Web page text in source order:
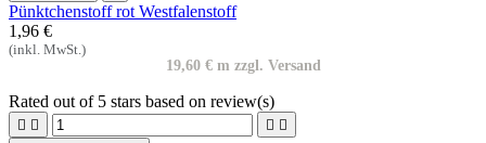
Pünktchenstoff rot Westfalenstoff
1,96 €
(inkl. MwSt.)
19,60 € m zzgl. Versand
Rated out of 5 stars based on review(s)
   